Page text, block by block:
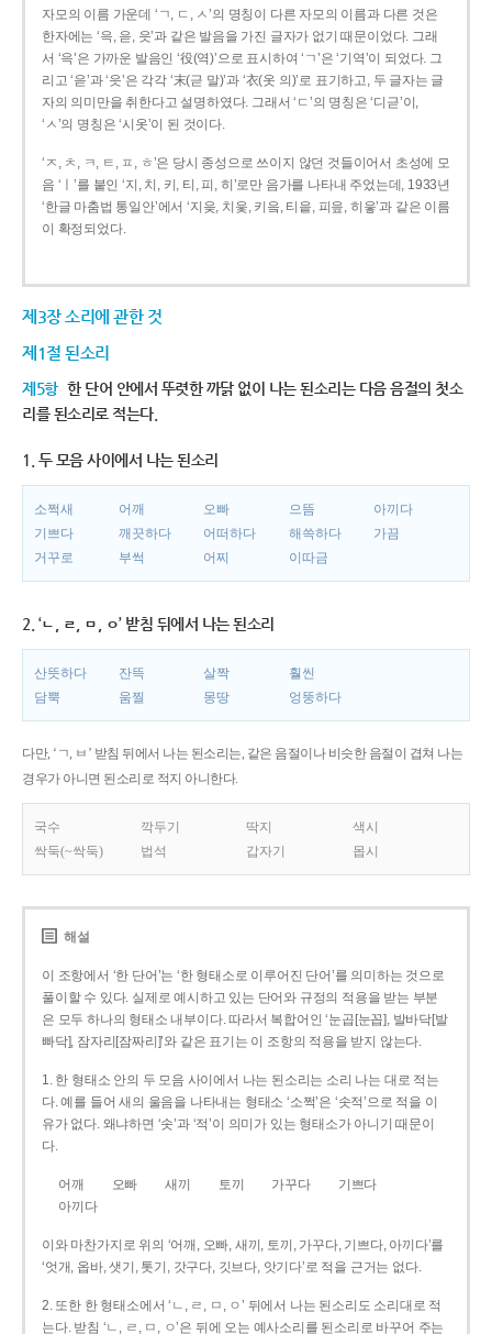
자모의 이름 가운데 ‘ㄱ, ㄷ, ㅅ’의 명칭이 다른 자모의 이름과 다른 것은
한자에는 ‘윽, 읃, 읏’과 같은 발음을 가진 글자가 없기 때문이었다. 그래
서 ‘윽’은 가까운 발음인 ‘役(역)’으로 표시하여 ‘ㄱ’은 ‘기역’이 되었다. 그
리고 ‘읃’과 ‘읏’은 각각 ‘末(귿 말)’과 ‘衣(옷 의)’로 표기하고, 두 글자는 글
자의 의미만을 취한다고 설명하였다. 그래서 ‘ㄷ’의 명칭은 ‘디귿’이,
‘ㅅ’의 명칭은 ‘시옷’이 된 것이다.
‘ㅈ, ㅊ, ㅋ, ㅌ, ㅍ, ㅎ’은 당시 종성으로 쓰이지 않던 것들이어서 초성에 모
음 ‘ㅣ’를 붙인 ‘지, 치, 키, 티, 피, 히’로만 음가를 나타내 주었는데, 1933년
‘한글 마춤법 통일안’에서 ‘지읒, 치읓, 키읔, 티읕, 피읖, 히읗’과 같은 이름
이 확정되었다.
제3장 소리에 관한 것
제1절 된소리
제5항 한 단어 안에서 뚜렷한 까닭 없이 나는 된소리는 다음 음절의 첫소
리를 된소리로 적는다.
1. 두 모음 사이에서 나는 된소리
소쩍새 어깨 오빠 으뜸
아끼다
기쁘다
깨끗하다 어떠하다 해쓱하다
가끔
거꾸로
부썩 어찌 이따금
2. ‘ㄴ, ㄹ, ㅁ, ㅇ’ 받침 뒤에서 나는 된소리
산뜻하다 잔뜩 살짝
훨씬
담뿍
움찔 몽땅 엉뚱하다
다만, ‘ㄱ, ㅂ’ 받침 뒤에서 나는 된소리는, 같은 음절이나 비슷한 음절이 겹쳐 나는
경우가 아니면 된소리로 적지 아니한다.
국수 깍두기 딱지
색시
싹둑(~싹둑)
법석 갑자기 몹시
해설
이 조항에서 ‘한 단어’는 ‘한 형태소로 이루어진 단어’를 의미하는 것으로
풀이할 수 있다. 실제로 예시하고 있는 단어와 규정의 적용을 받는 부분
은 모두 하나의 형태소 내부이다. 따라서 복합어인 ‘눈곱[눈꼽], 발바닥[발
빠닥], 잠자리[잠짜리]’와 같은 표기는 이 조항의 적용을 받지 않는다.
1. 한 형태소 안의 두 모음 사이에서 나는 된소리는 소리 나는 대로 적는
다. 예를 들어 새의 울음을 나타내는 형태소 ‘소쩍’은 ‘솟적’으로 적을 이
유가 없다. 왜냐하면 ‘솟’과 ‘적’이 의미가 있는 형태소가 아니기 때문이
다.
어깨 오빠 새끼 토끼 가꾸다
기쁘다
아끼다
이와 마찬가지로 위의 ‘어깨, 오빠, 새끼, 토끼, 가꾸다, 기쁘다, 아끼다’를
‘엇개, 옵바, 샛기, 톳기, 갓구다, 깃브다, 앗기다’로 적을 근거는 없다.
2. 또한 한 형태소에서 ‘ㄴ, ㄹ, ㅁ, ㅇ’ 뒤에서 나는 된소리도 소리대로 적
는다. 받침 ‘ㄴ, ㄹ, ㅁ, ㅇ’은 뒤에 오는 예사소리를 된소리로 바꾸어 주는